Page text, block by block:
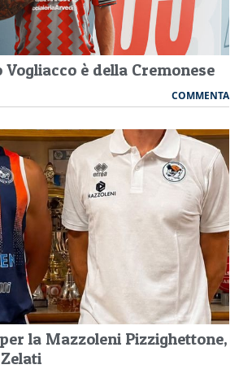
è della Cremonese
COMMENTA
la Mazzoleni Pizzighettone,